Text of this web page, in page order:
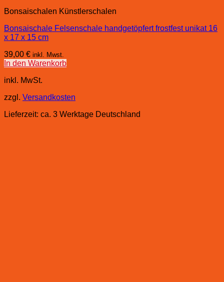
Bonsaischalen Künstlerschalen
Bonsaischale Felsenschale handgetöpfert frostfest unikat 16
x 17 x 15 cm
39,00 € inkl. Mwst.
In den Warenkorb
inkl. MwSt.
zzgl. Versandkosten
Lieferzeit: ca. 3 Werktage Deutschland